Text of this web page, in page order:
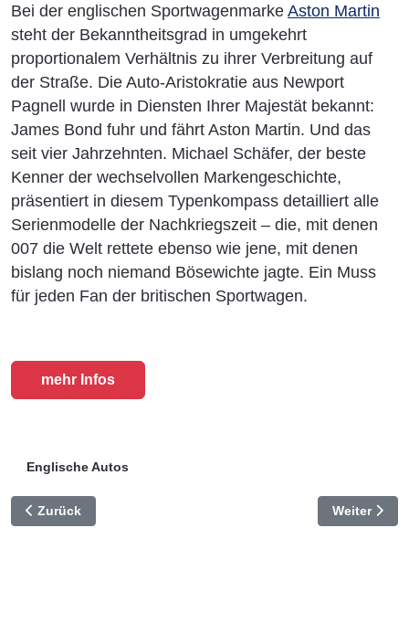
Bei der englischen Sportwagenmarke Aston Martin
steht der Bekanntheitsgrad in umgekehrt
proportionalem Verhältnis zu ihrer Verbreitung auf
der Straße. Die Auto-Aristokratie aus Newport
Pagnell wurde in Diensten Ihrer Majestät bekannt:
James Bond fuhr und fährt Aston Martin. Und das
seit vier Jahrzehnten. Michael Schäfer, der beste
Kenner der wechselvollen Markengeschichte,
präsentiert in diesem Typenkompass detailliert alle
Serienmodelle der Nachkriegszeit – die, mit denen
007 die Welt rettete ebenso wie jene, mit denen
bislang noch niemand Bösewichte jagte. Ein Muss
für jeden Fan der britischen Sportwagen.
mehr Infos
Englische Autos
Vorheriger Beitrag: Aston Martin DBs und Lagonda
Zurück Nächster
Weiter